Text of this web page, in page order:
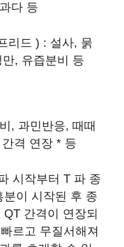
다 등
리드 ) : 설사, 묽
, 유즙분비 등
, 과민반응, 때때
격 연장 * 등
시작부터 T 파 종
분이 시작된 후 종
간격이 연장되
르고 무질서해져